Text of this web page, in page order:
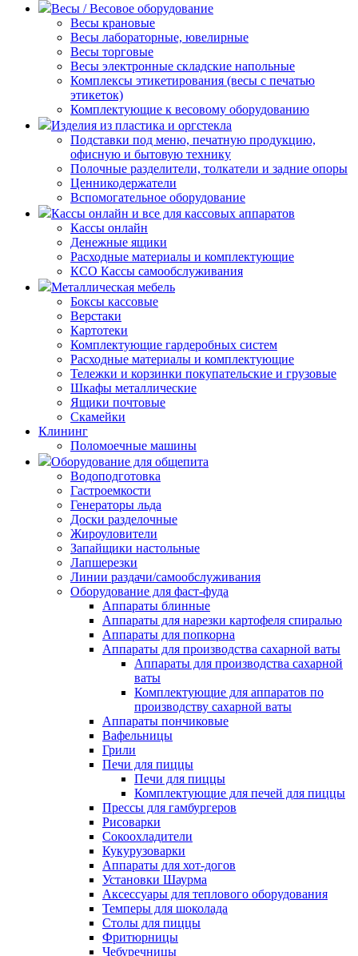
Весы / Весовое оборудование
Весы крановые
Весы лабораторные, ювелирные
Весы торговые
Весы электронные складские напольные
Комплексы этикетирования (весы с печатью
этикеток)
Комплектующие к весовому оборудованию
Изделия из пластика и оргстекла
Подставки под меню, печатную продукцию,
офисную и бытовую технику
Полочные разделители, толкатели и задние опоры
Ценникодержатели
Вспомогательное оборудование
Кассы онлайн и все для кассовых аппаратов
Кассы онлайн
Денежные ящики
Расходные материалы и комплектующие
КСО Кассы самообслуживания
Металлическая мебель
Боксы кассовые
Верстаки
Картотеки
Комплектующие гардеробных систем
Расходные материалы и комплектующие
Тележки и корзинки покупательские и грузовые
Шкафы металлические
Ящики почтовые
Скамейки
Клининг
Поломоечные машины
Оборудование для общепита
Водоподготовка
Гастроемкости
Генераторы льда
Доски разделочные
Жироуловители
Запайщики настольные
Лапшерезки
Линии раздачи/самообслуживания
Оборудование для фаст-фуда
Аппараты блинные
Аппараты для нарезки картофеля спиралью
Аппараты для попкорна
Аппараты для производства сахарной ваты
Аппараты для производства сахарной
ваты
Комплектующие для аппаратов по
производству сахарной ваты
Аппараты пончиковые
Вафельницы
Грили
Печи для пиццы
Печи для пиццы
Комплектующие для печей для пиццы
Прессы для гамбургеров
Рисоварки
Сокоохладители
Кукурузоварки
Аппараты для хот-догов
Установки Шаурма
Аксессуары для теплового оборудования
Темперы для шоколада
Столы для пиццы
Фритюрницы
Чебуречницы